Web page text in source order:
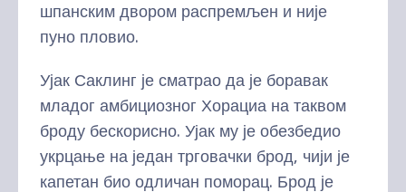
шпанским двором распремљен и није
пуно пловио.
Ујак Саклинг је сматрао да је боравак
младог амбициозног Хорациа на таквом
броду бескорисно. Ујак му је обезбедио
укрцање на један трговачки брод, чији је
капетан био одличан поморац. Брод је